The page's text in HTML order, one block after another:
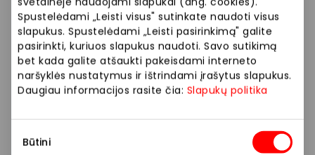
Spustelėdami „Leisti visus" sutinkate naudoti visus
slapukus. Spustelėdami „Leisti pasirinkimą" galite
pasirinkti, kuriuos slapukus naudoti. Savo sutikimą
bet kada galite atšaukti pakeisdami interneto
naršyklės nustatymus ir ištrindami įrašytus slapukus.
Daugiau informacijos rasite čia: Slapukų politika
pasirinkimas
Būtini
akinius tą pačią dieną pagal tą patį akinių receptą;
nuolaida taikoma pigesnei prekei;
nuolaida korekciniams akiniams galioja tik perkant ir
gaminant pilną akinių komplektą viename iš VISION
EXPRESS optikos salonų;
nuolaidos negalioja akinių gamybai ir kitoms
rėmeliams ir akiniams nuo saulės;
nuolaida nesumuojama su kitomis akcijomis ar